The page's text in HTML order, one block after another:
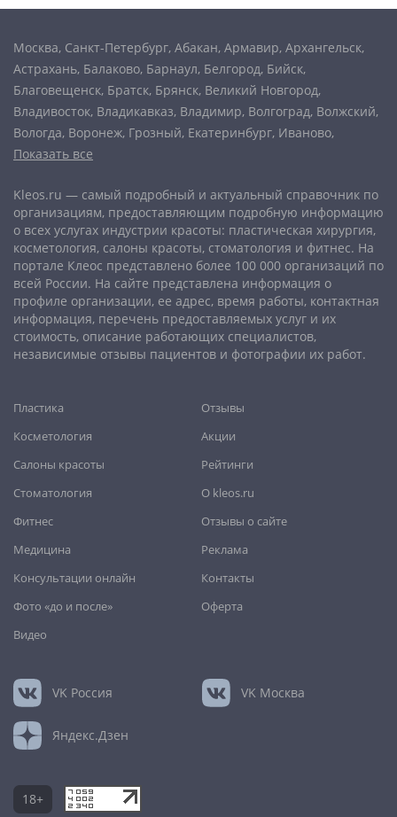
Показать все
Москва, Санкт-Петербург, Абакан, Армавир, Архангельск,
Астрахань, Балаково, Барнаул, Белгород, Бийск,
Благовещенск, Братск, Брянск, Великий Новгород,
Владивосток, Владикавказ, Владимир, Волгоград, Волжский,
Вологда, Воронеж, Грозный, Екатеринбург, Иваново,
Ижевск,Иркутск
Краснодар ,Красноярск,Курган ,Курск,Липецк,
Магнитогорск, Махачкала,Мурманск,Набережные Челны,
Нальчик,Нижневартовск ,Нижний Новгород,Нижний Тагил
Новокузнецк,Новороссийск,Новосибирск,Новочеркасск,
Норильск,Омск, Орёл, Оренбург,Орск,Пенза,Пермь
Петрозаводск,Петропавловск-Камчатский,Псков,Ростов-
на-Дону,Рыбинск,Рязань,Самара,Саранск,Саратов
Севастополь,Северодвинск,Симферополь,Смоленск ,Сочи
Старый Оскол Стерлитамак , Сургут
Улан-Удэ
Хабаровск,
Челябинск,Череповец Шахты
Kleos.ru — самый подробный и актуальный справочник по
организациям, предоставляющим подробную информацию
о всех услугах индустрии красоты: пластическая хирургия,
косметология, салоны красоты, стоматология и фитнес. На
портале Клеос представлено более 100 000 организаций по
всей России. На сайте представлена информация о
профиле организации, ее адрес, время работы, контактная
информация, перечень предоставляемых услуг и их
стоимость, описание работающих специалистов,
независимые отзывы пациентов и фотографии их работ.
Пластика
Косметология
Салоны красоты
Стоматология
Фитнес
Медицина
Консультации онлайн
Фото «до и после»
Видео
Отзывы
Акции
Рейтинги
О kleos.ru
Отзывы о сайте
Реклама
Контакты
Оферта
VK Россия VK Москва
Яндекс.Дзен
18+